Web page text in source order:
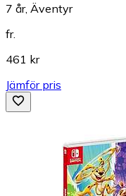
7 år, Äventyr
fr.
461 kr
Jämför pris